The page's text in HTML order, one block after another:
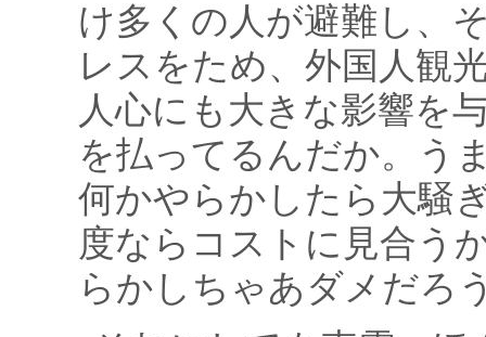
け多くの人が避難し、
レスをため、外国人観
人心にも大きな影響を
を払ってるんだか。う
何かやらかしたら大騒
度ならコストに見合う
らかしちゃあダメだろ